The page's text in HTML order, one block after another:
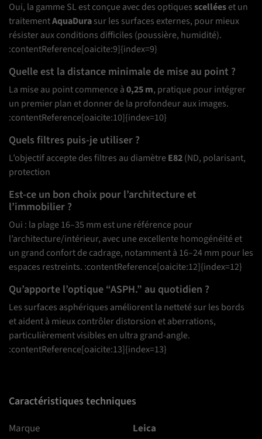
Oui, la gamme SL est conçue avec des optiquesscelléeset un
traitementAquaDurasur les surfaces externes, pour mieux
résister aux conditions difficiles (poussière, humidité).
:contentReference[oaicite:9]{index=9}
Quelle est la distance minimale de mise au point ?
La mise au point commence à0,25 m, pratique pour intégrer
un premier plan et donner de la profondeur aux images.
:contentReference[oaicite:10]{index=10}
Quels filtres puis-je utiliser ?
L’objectif accepte des filtres au diamètreE82(ND, polarisant,
protection
Est-ce un bon choix pour l’architecture et
l’immobilier ?
Oui : la plage 16–35 mm est une référence pour
l’architecture/intérieur, avec une excellente homogénéité et
un grand confort de cadrage, notamment à 16–24 mm pour les
espaces restreints. :contentReference[oaicite:12]{index=12}
Qu’apporte l’optique “ASPH.” au quotidien ?
Les surfaces asphériques améliorent la netteté sur les bords
et aident à mieux contrôler distorsion et aberrations,
particulièrement visibles en ultra grand-angle.
:contentReference[oaicite:13]{index=13}
Caractéristiques techniques
Marque
Leica